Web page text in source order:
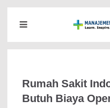
Rumah Sakit
Butuh Biaya